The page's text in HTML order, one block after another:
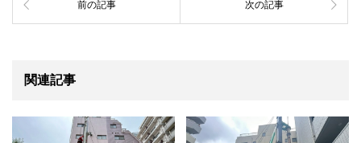
前の記事 次の記事
関連記事